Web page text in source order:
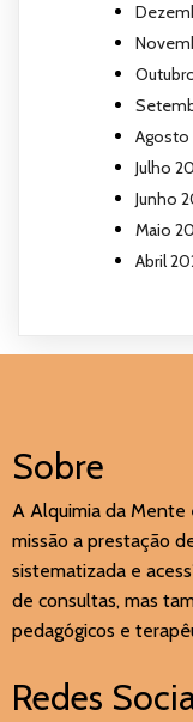
Agosto
Julho
Junho
Maio
Abril
Sobre
A Alquimia da Mente
missão a prestação
sistematizada e
de consultas, mas
pedagógicos e
Redes